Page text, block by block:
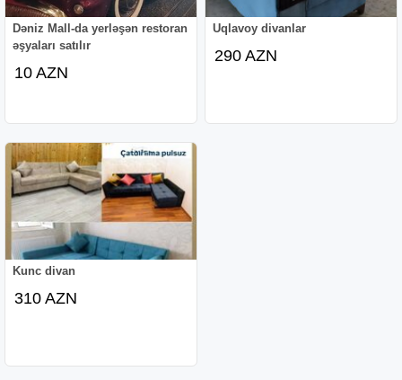
Dəniz Mall-da yerləşən restoran
əşyaları satılır
10 AZN
Uqlavoy divanlar
290 AZN
Kunc divan
310 AZN